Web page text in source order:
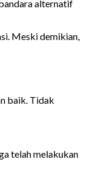
alternatif
Meski demikian,
baik. Tidak
telah melakukan